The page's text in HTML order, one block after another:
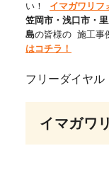
い！ イマガワリフ
笠岡市・浅口市・
島の皆様の 施工事
はコチラ！
フリーダイヤ
イマガワ